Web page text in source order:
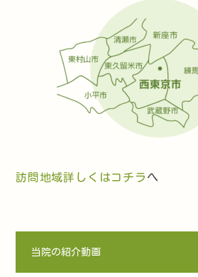
訪問地域詳しくはコチラ へ
当院の紹介動画